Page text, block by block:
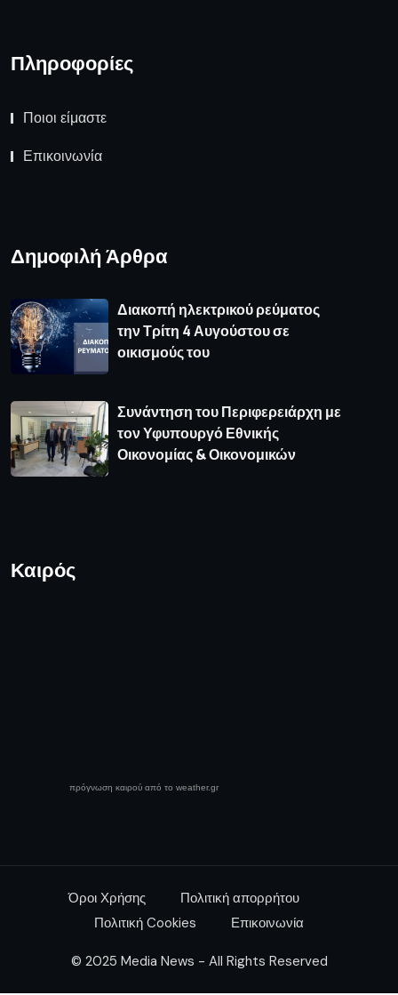
Πληροφορίες
Ποιοι είμαστε
Επικοινωνία
Δημοφιλή Άρθρα
Διακοπή ηλεκτρικού ρεύματος
την Τρίτη 4 Αυγούστου σε
οικισμούς του
Συνάντηση του Περιφερειάρχη με
τον Υφυπουργό Εθνικής
Οικονομίας & Οικονομικών
Καιρός
πρόγνωση καιρού από το weather.gr
Όροι Χρήσης
Πολιτική απορρήτου
Πολιτική Cookies
Επικοινωνία
© 2025 Media News - All Rights Reserved